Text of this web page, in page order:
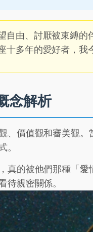
自由、討厭被束縛
多年的愛好者，我
念解析
、價值觀和審美觀
。
真的被他們那種「
待親密關係。